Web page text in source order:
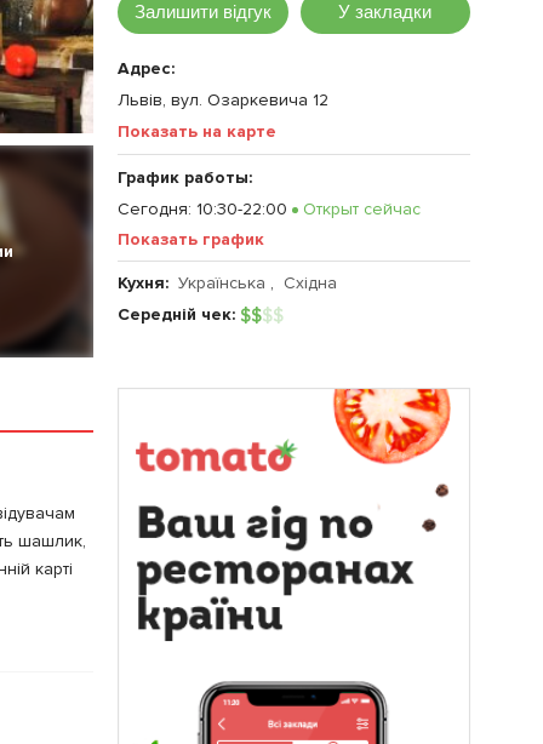
Залишити відгук У закладки
Адрес:
Львів, вул. Озаркевича 12
Показать на карте
График работы:
Сегодня: 10:30-22:00
Открыт сейчас
Показать график
Кухня: Українська , Східнa
Середній чек: $$$$
шашлик,
карті